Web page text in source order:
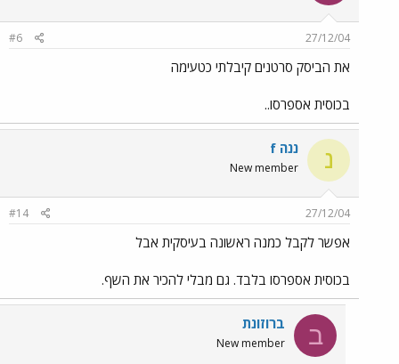
27/12/04
#6
את הביסק סרטנים קיבלתי כטעימה
בכוסית אספרסו..
נ ננה f
New member
27/12/04
#14
אפשר לקבל כמנה ראשונה בעיסקית אבל
בכוסית אספרסו בלבד. גם מבלי להכיר את השף.
ב ברוזונת
New member